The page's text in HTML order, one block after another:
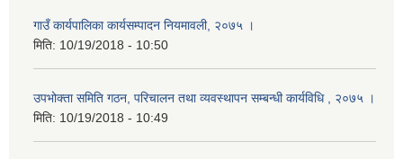
गाउँ कार्यपालिका कार्यसम्पादन नियमावली, २०७५ ।
मिति: 10/19/2018 - 10:50
उपभोक्ता समिति गठन, परिचालन तथा व्यवस्थापन सम्बन्धी कार्यविधि , २०७५ ।
मिति: 10/19/2018 - 10:49